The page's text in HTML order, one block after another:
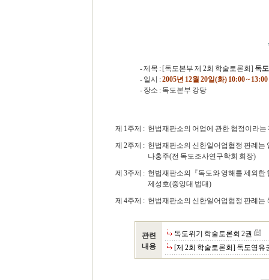
- 제목 : [독도본부 제 2회 학술토론회] 독
- 일시 :2005년 12월 20일(화) 10:00 ~ 13:00
- 장소 : 독도본부 강당
제 1주제 : 헌법재판소의 어업에 관한 협정이라
제 2주제 : 헌법재판소의 신한일어업협정 판례는
나홍주(전 독도조사연구학회 회장)
제 3주제 : 헌법재판소의『독도와 영해를 제외한
제성호(중앙대 법대)
제 4주제 : 헌법재판소의 신한일어업협정 판례는
관련
내용
독도위기 학술토론회 2권
[제 2회 학술토론회] 독도영유